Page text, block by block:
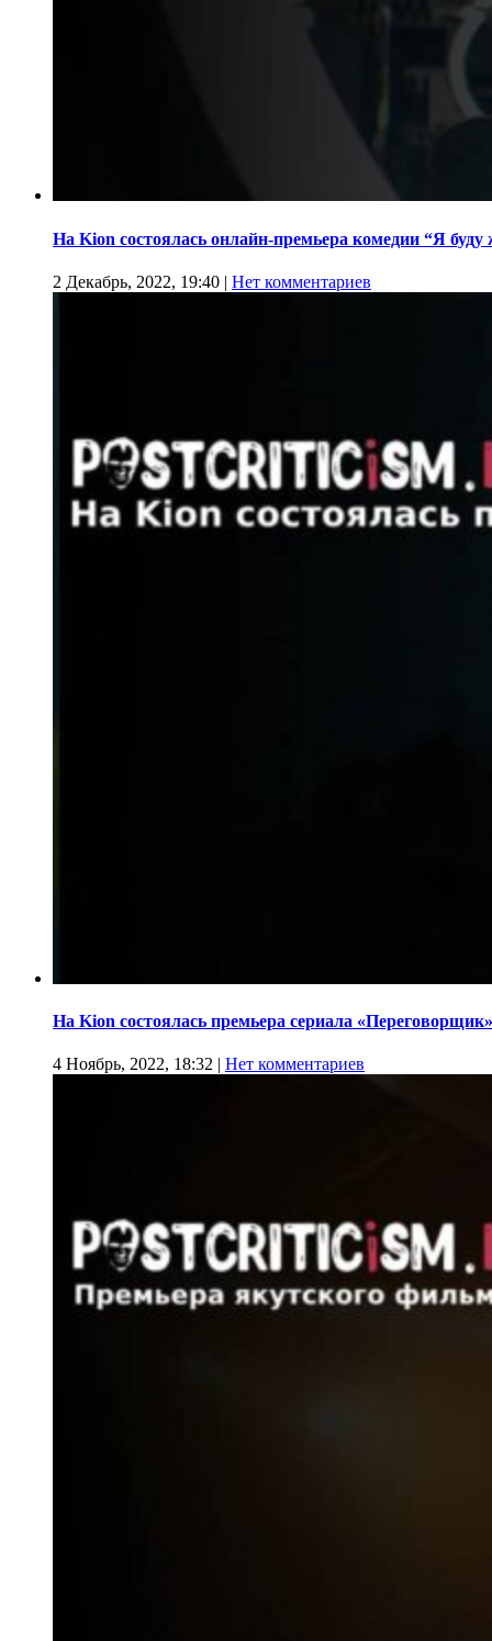
На Kion cостоялась онлайн-премьера комедии “Я буду
2 Декабрь, 2022, 19:40 | Нет комментариев
На Kion состоялась премьера сериала «Переговорщик»
4 Ноябрь, 2022, 18:32 | Нет комментариев